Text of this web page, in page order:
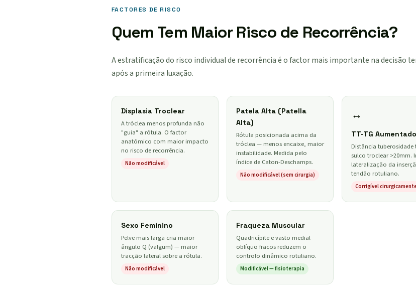
FACTORES DE RISCO
Quem Tem Maior Risco de Recorrência?
A estratificação do risco individual de recorrência é o factor mais importante na decisão
após a primeira luxação.
Displasia Troclear
A tróclea menos profunda não
"guia" a rótula. O factor
anatómico com maior impacto
no risco de recorrência.
Não modificável
Patela Alta (Patella
Alta)
Rótula posicionada acima da
tróclea — menos encaixe, maior
instabilidade. Medida pelo
índice de Caton-Deschamps.
Não modificável (sem cirurgia)
↔
TT-TG Aumentado
Distância tuberosidade
sulco troclear >20mm.
lateralização da
tendão rotuliano.
Corrigível
Sexo Feminino
Pelve mais larga cria maior
ângulo Q (valgum) — maior
tracção lateral sobre a rótula.
Não modificável
Fraqueza Muscular
Quadricípite e vasto medial
oblíquo fracos reduzem o
controlo dinâmico rotuliano.
Modificável — fisioterapia